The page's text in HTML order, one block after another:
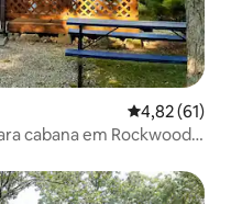
4,82 de uma
4,82 (61)
cabana em Rockwood